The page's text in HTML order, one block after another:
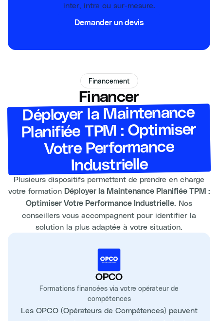
inter, intra ou sur-mesure.
Demander un devis
Financement
Financer
Déployer la Maintenance
Planifiée TPM : Optimiser
Votre Performance
Industrielle
Plusieurs dispositifs permettent de prendre en charge
votre formation Déployer la Maintenance Planifiée TPM :
Optimiser Votre Performance Industrielle. Nos
conseillers vous accompagnent pour identifier la
solution la plus adaptée à votre situation.
OPCO
Formations financées via votre opérateur de
compétences
Les OPCO (Opérateurs de Compétences) peuvent